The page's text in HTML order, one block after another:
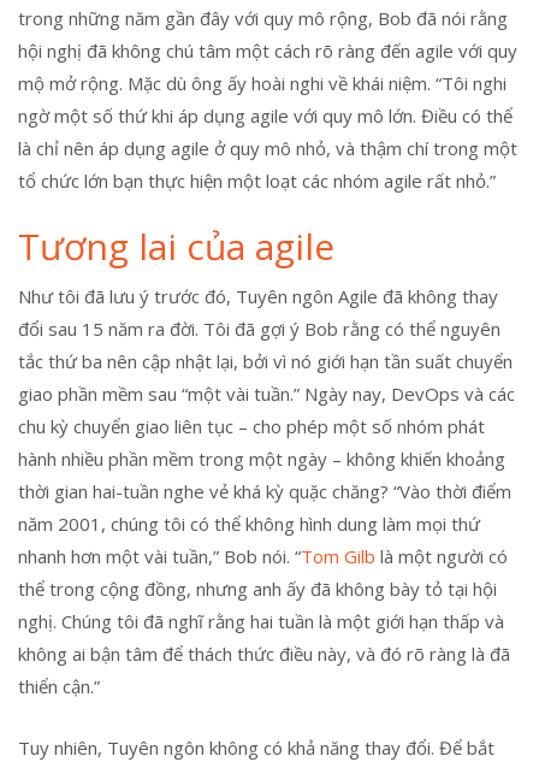
trong những năm gần đây với quy mô rộng, Bob đã nói rằng
hội nghị đã không chú tâm một cách rõ ràng đến agile với quy
mộ mở rộng. Mặc dù ông ấy hoài nghi về khái niệm. “Tôi nghi
ngờ một số thứ khi áp dụng agile với quy mô lớn. Điều có thể
là chỉ nên áp dụng agile ở quy mô nhỏ, và thậm chí trong một
tổ chức lớn bạn thực hiện một loạt các nhóm agile rất nhỏ.”
Tương lai của agile
Như tôi đã lưu ý trước đó, Tuyên ngôn Agile đã không thay
đổi sau 15 năm ra đời. Tôi đã gợi ý Bob rằng có thể nguyên
tắc thứ ba nên cập nhật lại, bởi vì nó giới hạn tần suất chuyển
giao phần mềm sau “một vài tuần.” Ngày nay, DevOps và các
chu kỳ chuyển giao liên tục – cho phép một số nhóm phát
hành nhiều phần mềm trong một ngày – không khiến khoảng
thời gian hai-tuần nghe vẻ khá kỳ quặc chăng? “Vào thời điểm
năm 2001, chúng tôi có thể không hình dung làm mọi thứ
nhanh hơn một vài tuần,” Bob nói. “Tom Gilb là một người có
thể trong cộng đồng, nhưng anh ấy đã không bày tỏ tại hội
nghị. Chúng tôi đã nghĩ rằng hai tuần là một giới hạn thấp và
không ai bận tâm để thách thức điều này, và đó rõ ràng là đã
thiển cận.”
Tuy nhiên, Tuyên ngôn không có khả năng thay đổi. Để bắt